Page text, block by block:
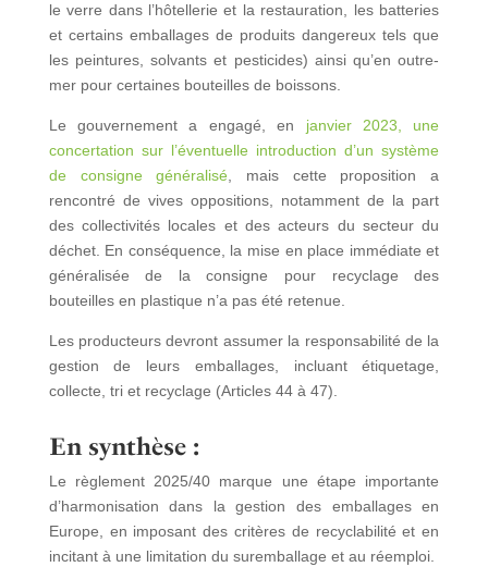
le verre dans l’hôtellerie et la restauration, les batteries
et certains emballages de produits dangereux tels que
les peintures, solvants et pesticides) ainsi qu’en outre-
mer pour certaines bouteilles de boissons.
Le gouvernement a engagé, en janvier 2023, une
concertation sur l’éventuelle introduction d’un système
de consigne généralisé, mais cette proposition a
rencontré de vives oppositions, notamment de la part
des collectivités locales et des acteurs du secteur du
déchet. En conséquence, la mise en place immédiate et
généralisée de la consigne pour recyclage des
bouteilles en plastique n’a pas été retenue.
Les producteurs devront assumer la responsabilité de la
gestion de leurs emballages, incluant étiquetage,
collecte, tri et recyclage (Articles 44 à 47).
En synthèse :
Le règlement 2025/40 marque une étape importante
d’harmonisation dans la gestion des emballages en
Europe, en imposant des critères de recyclabilité et en
incitant à une limitation du suremballage et au réemploi.